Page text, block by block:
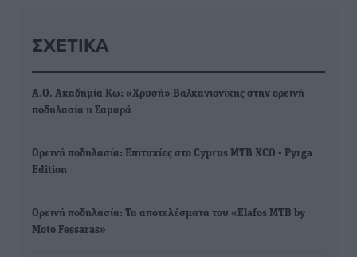
ΣΧΕΤΙΚΆ
Α.Ο. Ακαδημία Κω: «Χρυσή» Βαλκανιονίκης στην ορεινή
ποδηλασία η Σαμαρά
Ορεινή ποδηλασία: Επιτυχίες στο Cyprus MTB XCO - Pyrga
Edition
Ορεινή ποδηλασία: Τα αποτελέσματα του «Elafos MTB by
Moto Fessaras»